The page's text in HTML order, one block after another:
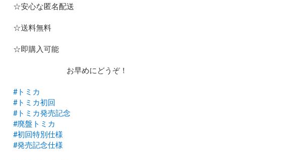
☆安心な匿名配送
☆送料無料
☆即購入可能
お早めにどうぞ！
#トミカ
#トミカ初回
#トミカ発売記念
#廃盤トミカ
#初回特別仕様
#発売記念仕様